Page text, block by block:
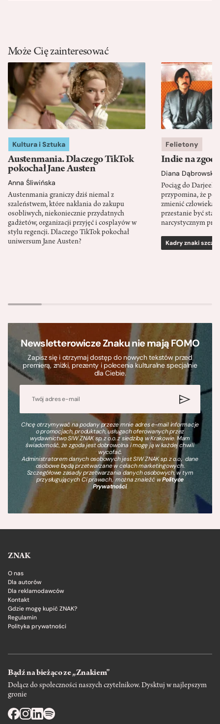
Może Cię zainteresować
Kultura i Sztuka
Austenmania. Dlaczego TikTok
pokochał Jane Austen
Anna Śliwińska
Austenmania graniczy dziś niemal z
szaleństwem, które nakłania do zakupu
osobliwych, niekoniecznie przydatnych
gadżetów, organizacji przyjęć i cosplayów w
stylu regencji. Dlaczego TikTok pokochał
uniwersum Jane Austen?
Felietony
Indie na
Diana Dąbrowska
Pociąg do
przypomina, że
zmienić człowieka
przestanie być
narcystycznym
Kadry znaki
Newsletterowicze Znaku nie mają FOMO
Zapisz się i otrzymaj dostęp do nowych tekstów przed
premierą, zniżki, prezenty i polecenia kulturalne specjalnie
dla Ciebie.
Chcę otrzymywać na podany przeze mnie adres e-mail informacje
o promocjach, produktach, usługach oferowanych przez
wydawnictwo SIW ZNAK sp. z o.o. z siedzibą w Krakowie. Mam
świadomość, że zgoda jest dobrowolna i mogę ją w każdej chwili
wycofać.
Administratorem danych osobowych jest SIW ZNAK sp. z o.o., dane
osobowe będą przetwarzane w celach marketingowych.
Szczegółowe zasady przetwarzania danych osobowych, w tym
przysługujących Ci prawach, można znaleźć wPolityce
Prywatności.
ZNAK
O nas
Dla autorów
Dla reklamodawców
Kontakt
Gdzie mogę kupić ZNAK?
Regulamin
Polityka prywatności
Bądź na bieżąco ze „Znakiem”
Dołącz do społeczności naszych czytelnikow. Dysktuj w najlepszym
gronie